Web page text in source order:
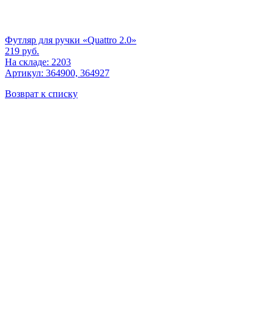
Футляр для ручки «Quattro 2.0»
219 руб.
На складе: 2203
Артикул: 364900, 364927
Возврат к списку